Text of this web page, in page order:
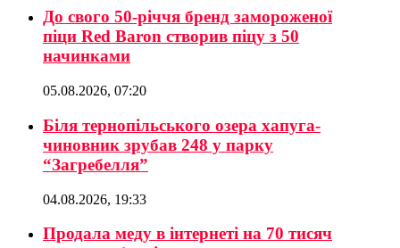
До свого 50-річчя бренд замороженої
піци Red Baron створив піцу з 50
начинками
05.08.2026, 07:20
Біля тернопільського озера хапуга-
чиновник зрубав 248 у парку
“Загребелля”
04.08.2026, 19:33
Продала меду в інтернеті на 70 тисяч